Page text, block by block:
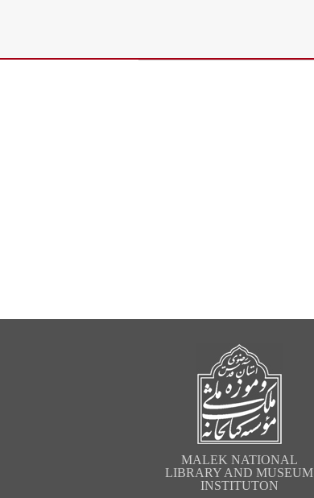
MALEK NATIONAL
LIBRARY AND MUSEUM
INSTITUTON